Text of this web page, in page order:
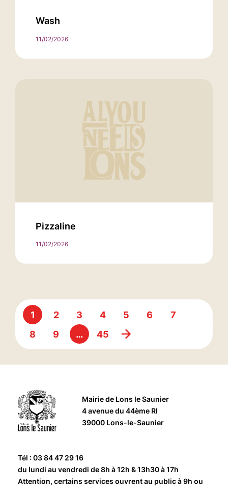
Wash
11/02/2026
Pizzaline
11/02/2026
1 2 3 4 5 6
7
8
9 … 45
Mairie de Lons le Saunier
4 avenue du 44ème RI
39000 Lons-le-Saunier
Tél : 03 84 47 29 16
du lundi au vendredi de 8h à 12h & 13h30 à 17h
Attention, certains services ouvrent au public à 9h ou